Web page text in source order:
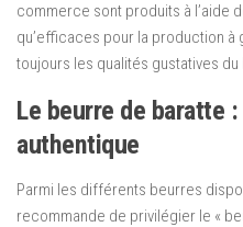
commerce sont produits à l’aide
qu’efficaces pour la production
toujours les qualités gustatives
Le beurre de baratte
authentique
Parmi les différents beurres
recommande de privilégier le «